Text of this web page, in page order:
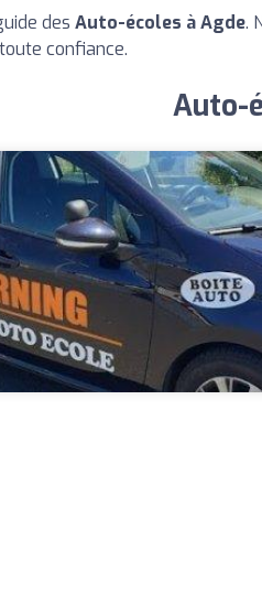
des Auto-écoles à Agde.
confiance.
Auto-